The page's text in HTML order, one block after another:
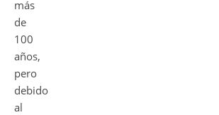
más
de
100
años,
pero
debido
al